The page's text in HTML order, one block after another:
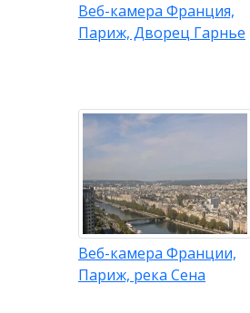
Веб-камера Франция,
Париж, Дворец Гарнье
Веб-камера Франции,
Париж, река Сена